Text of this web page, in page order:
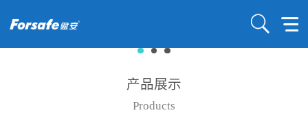
产品展示
Products